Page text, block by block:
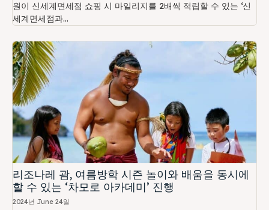
원이 신세계면세점 쇼핑 시 마일리지를 2배씩 적립할 수 있는 ‘신
세계면세점과...
리조나레 괌, 여름방학 시즌 놀이와 배움을 동시에
할 수 있는 ‘차모로 아카데미’ 진행
2024년 June 24일